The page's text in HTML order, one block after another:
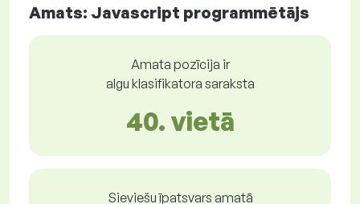
Amats: Javascript programmētājs
Amata pozīcija ir
algu klasifikatora saraksta
40. vietā
Sieviešu īpatsvars amatā